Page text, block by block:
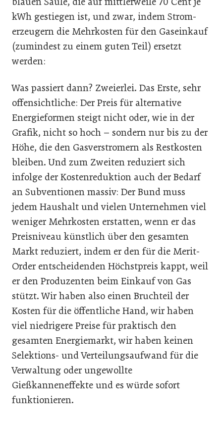
kWh gestiegen ist, und zwar, indem Strom­
erzeugern die Mehrkosten für den Gaseinkauf
(zumindest zu einem guten Teil) ersetzt
werden:
Was passiert dann? Zweierlei. Das Erste, sehr
offensichtliche: Der Preis für alternative
Energieformen steigt nicht oder, wie in der
Grafik, nicht so hoch – sondern nur bis zu der
Höhe, die den Gasverstromern als Restkosten
bleiben. Und zum Zweiten reduziert sich
infolge der Kostenreduktion auch der Bedarf
an Subventionen massiv: Der Bund muss
jedem Haushalt und vielen Unternehmen viel
weniger Mehrkosten erstatten, wenn er das
Preisniveau künstlich über den gesamten
Markt reduziert, indem er den für die Merit-
Order entscheidenden Höchstpreis kappt, weil
er den Produzenten beim Einkauf von Gas
stützt. Wir haben also einen Bruchteil der
Kosten für die öffentliche Hand, wir haben
viel niedrigere Preise für praktisch den
gesamten Energiemarkt, wir haben keinen
Selektions- und Verteilungsaufwand für die
Verwaltung oder ungewollte
Gießkanneneffekte und es würde sofort
funktionieren.